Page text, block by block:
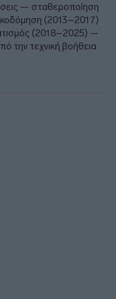
— σταθεροποίηση
(2013–2017)
(2018–2025) —
την τεχνική βοήθεια